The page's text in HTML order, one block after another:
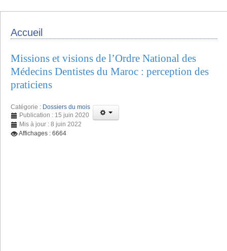
Accueil
Missions et visions de l’Ordre National des
Médecins Dentistes du Maroc : perception des
praticiens
Catégorie : Dossiers du mois
Publication : 15 juin 2020
Mis à jour : 8 juin 2022
Affichages : 6664